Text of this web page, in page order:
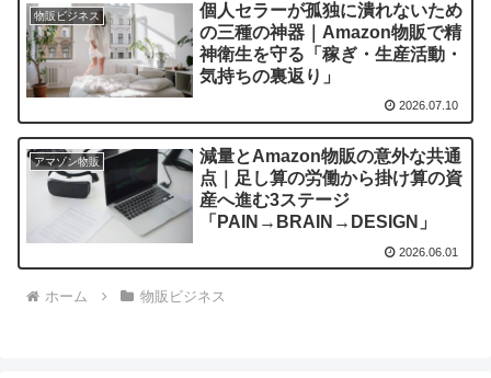
物販ビジネス
個人セラーが孤独に潰れないため
の三種の神器｜Amazon物販で精
神衛生を守る「稼ぎ・生産活動・
気持ちの裏返り」
2026.07.10
アマゾン物販
減量とAmazon物販の意外な共通
点｜足し算の労働から掛け算の資
産へ進む3ステージ
「PAIN→BRAIN→DESIGN」
2026.06.01
ホーム 物販ビジネス